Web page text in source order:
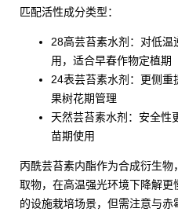
匹配活性成分类型：
28高芸苔素水剂 ：对低温
用，适合早春作物定植期
24表芸苔素水剂 ：更侧重
果树花期管理
天然芸苔素水剂 ：安全性
苗期使用
丙酰芸苔素内酯作为合成衍生物
取物，在高温强光环境下降解
的设施栽培场景，但需注意与赤